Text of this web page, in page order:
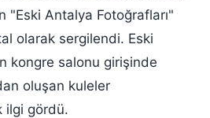
"Eski Antalya Fotoğrafları"
olarak sergilendi. Eski
kongre salonu girişinde
oluşan kuleler
ilgi gördü.